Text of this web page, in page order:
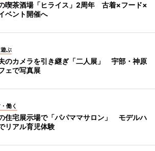
喫茶酒場「ヒライス」2周年 古着×フード×
ベント開催へ
ぶ
のカメラを引き継ぎ「二人展」 宇部・神原
ェで写真展
働く
住宅展示場で「パパママサロン」 モデルハ
リアル育児体験